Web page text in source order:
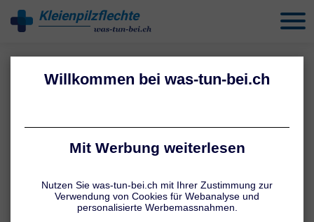
Kleienpilzflechtebehandeln
Bildnachweis
631754226 © Jorge Ferreiro
476873208 © Pornpawit